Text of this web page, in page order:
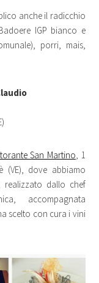
anche il radicchio
IGP bianco e
porri, mais,
San Martino, 1
(VE), dove abbiamo
dallo chef
accompagnata
scelto con cura i vini